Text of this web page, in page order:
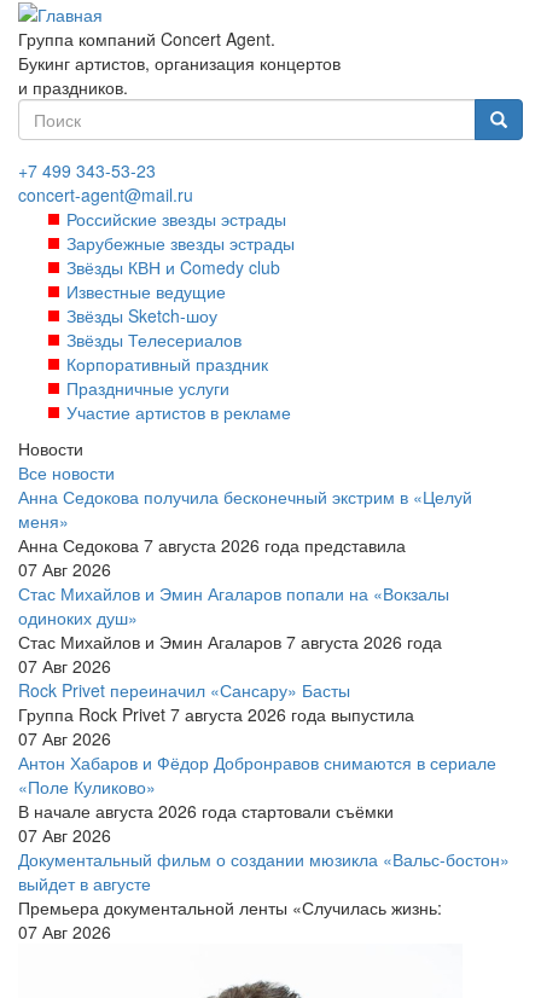
Перейти
основному
содержанию
Группа компаний Concert Agent.
Букинг артистов, организация концертов
и праздников.
Форма
поиска
+7 499 343-53-23
concert-agent@mail.ru
Российские звезды эстрады
Зарубежные звезды эстрады
Звёзды КВН и Comedy club
Известные ведущие
Звёзды Sketch-шоу
Звёзды Телесериалов
Корпоративный праздник
Праздничные услуги
Участие артистов в рекламе
Новости
Все новости
Анна Седокова получила бесконечный экстрим в «Целуй
меня»
Анна Седокова 7 августа 2026 года представила
07 Авг 2026
Стас Михайлов и Эмин Агаларов попали на «Вокзалы
одиноких душ»
Стас Михайлов и Эмин Агаларов 7 августа 2026 года
07 Авг 2026
Rock Privet переиначил «Сансару» Басты
Группа Rock Privet 7 августа 2026 года выпустила
07 Авг 2026
Антон Хабаров и Фёдор Добронравов снимаются в сериале
«Поле Куликово»
В начале августа 2026 года стартовали съёмки
07 Авг 2026
Документальный фильм о создании мюзикла «Вальс-бостон»
выйдет в августе
Премьера документальной ленты «Случилась жизнь:
07 Авг 2026